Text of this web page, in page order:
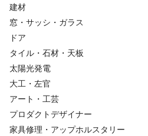
建材
窓・サッシ・ガラス
ドア
タイル・石材・天板
太陽光発電
大工・左官
アート・工芸
プロダクトデザイナー
家具修理・アップホルスタリー